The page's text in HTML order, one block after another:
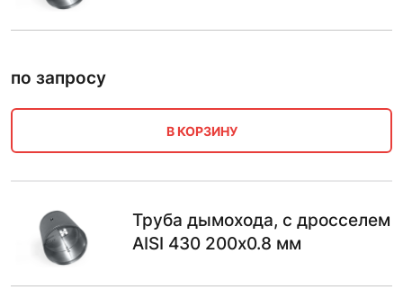
по запросу
В КОРЗИНУ
Труба дымохода, с дросселем
AISI 430 200х0.8 мм